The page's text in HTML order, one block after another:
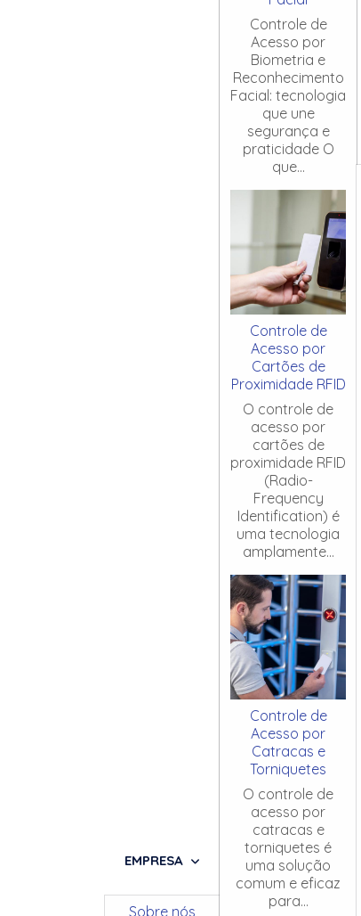
EMPRESA
Sobre nós
Controle de
Acesso por
Biometria e
Reconhecimento
Facial: tecnologia
que une
segurança e
praticidade O
que...
Controle de
Acesso por
Cartões de
Proximidade RFID
O controle de
acesso por
cartões de
proximidade RFID
(Radio-
Frequency
Identification) é
uma tecnologia
amplamente...
Controle de
Acesso por
Catracas e
Torniquetes
O controle de
acesso por
catracas e
torniquetes é
uma solução
comum e eficaz
para...